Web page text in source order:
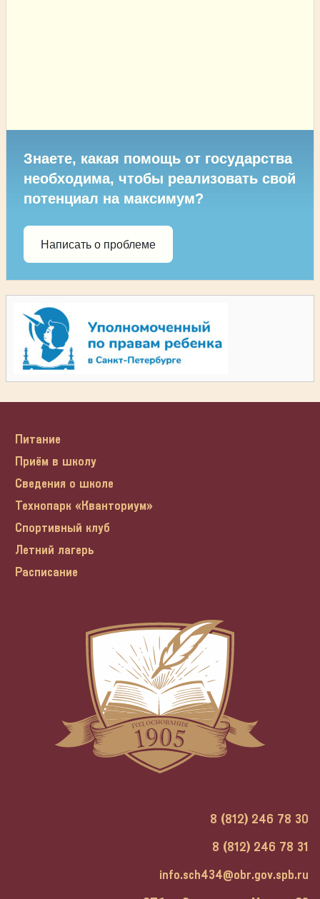
Знаете, какая помощь от государства
необходима, чтобы реализовать свой
потенциал на максимум?
Написать о проблеме
Питание
Приём в школу
Сведения о школе
Технопарк «Кванториум»
Спортивный клуб
Летний лагерь
Расписание
8 (812) 246 78 30
8 (812) 246 78 31
info.sch434@obr.gov.spb.ru